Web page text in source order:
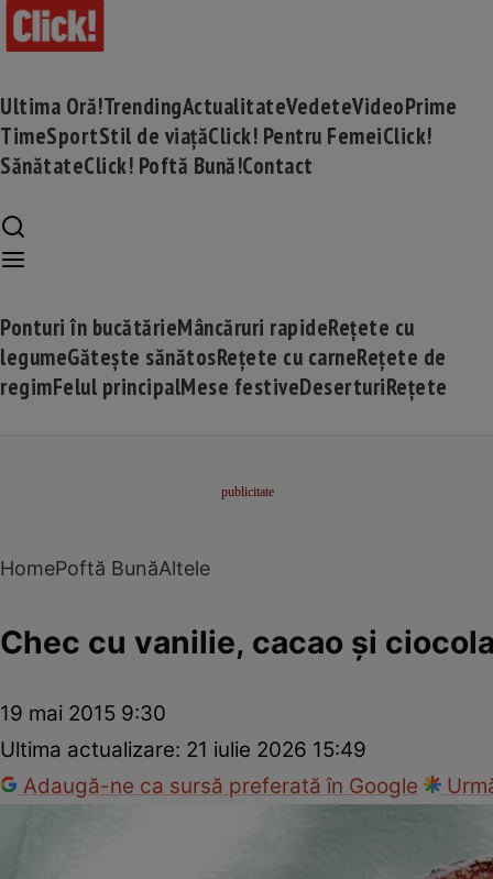
Ultima Oră!TrendingActualitateVedeteVideoPrime
TimeSportStil de viațăClick! Pentru FemeiClick!
SănătateClick! Poftă Bună!Contact
Ponturi în bucătărieMâncăruri rapideRețete cu
legumeGătește sănătosRețete cu carneRețete de
regimFelul principalMese festiveDeserturiRețete
HomePoftă BunăAltele
Chec cu vanilie, cacao şi
19 mai 2015 9:30
Ultima actualizare: 21 iulie 2026 15:49
Adaugă-ne ca sursă preferată în Google